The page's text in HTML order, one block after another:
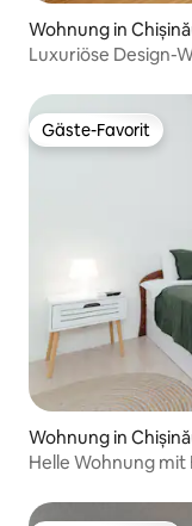
Wohnung in
Luxuriöse Design-
Gäste-Favorit
Gäste-Favorit
Wohnung in
Helle Wohnung mit